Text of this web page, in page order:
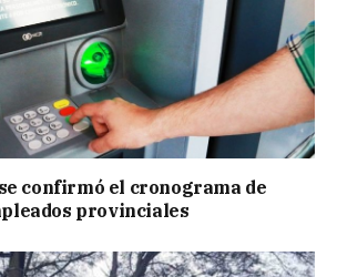
confirmó el cronograma de
provinciales